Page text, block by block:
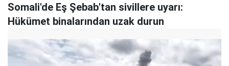
Somali'de Eş Şebab'tan sivillere uyarı:
Hükümet binalarından uzak durun